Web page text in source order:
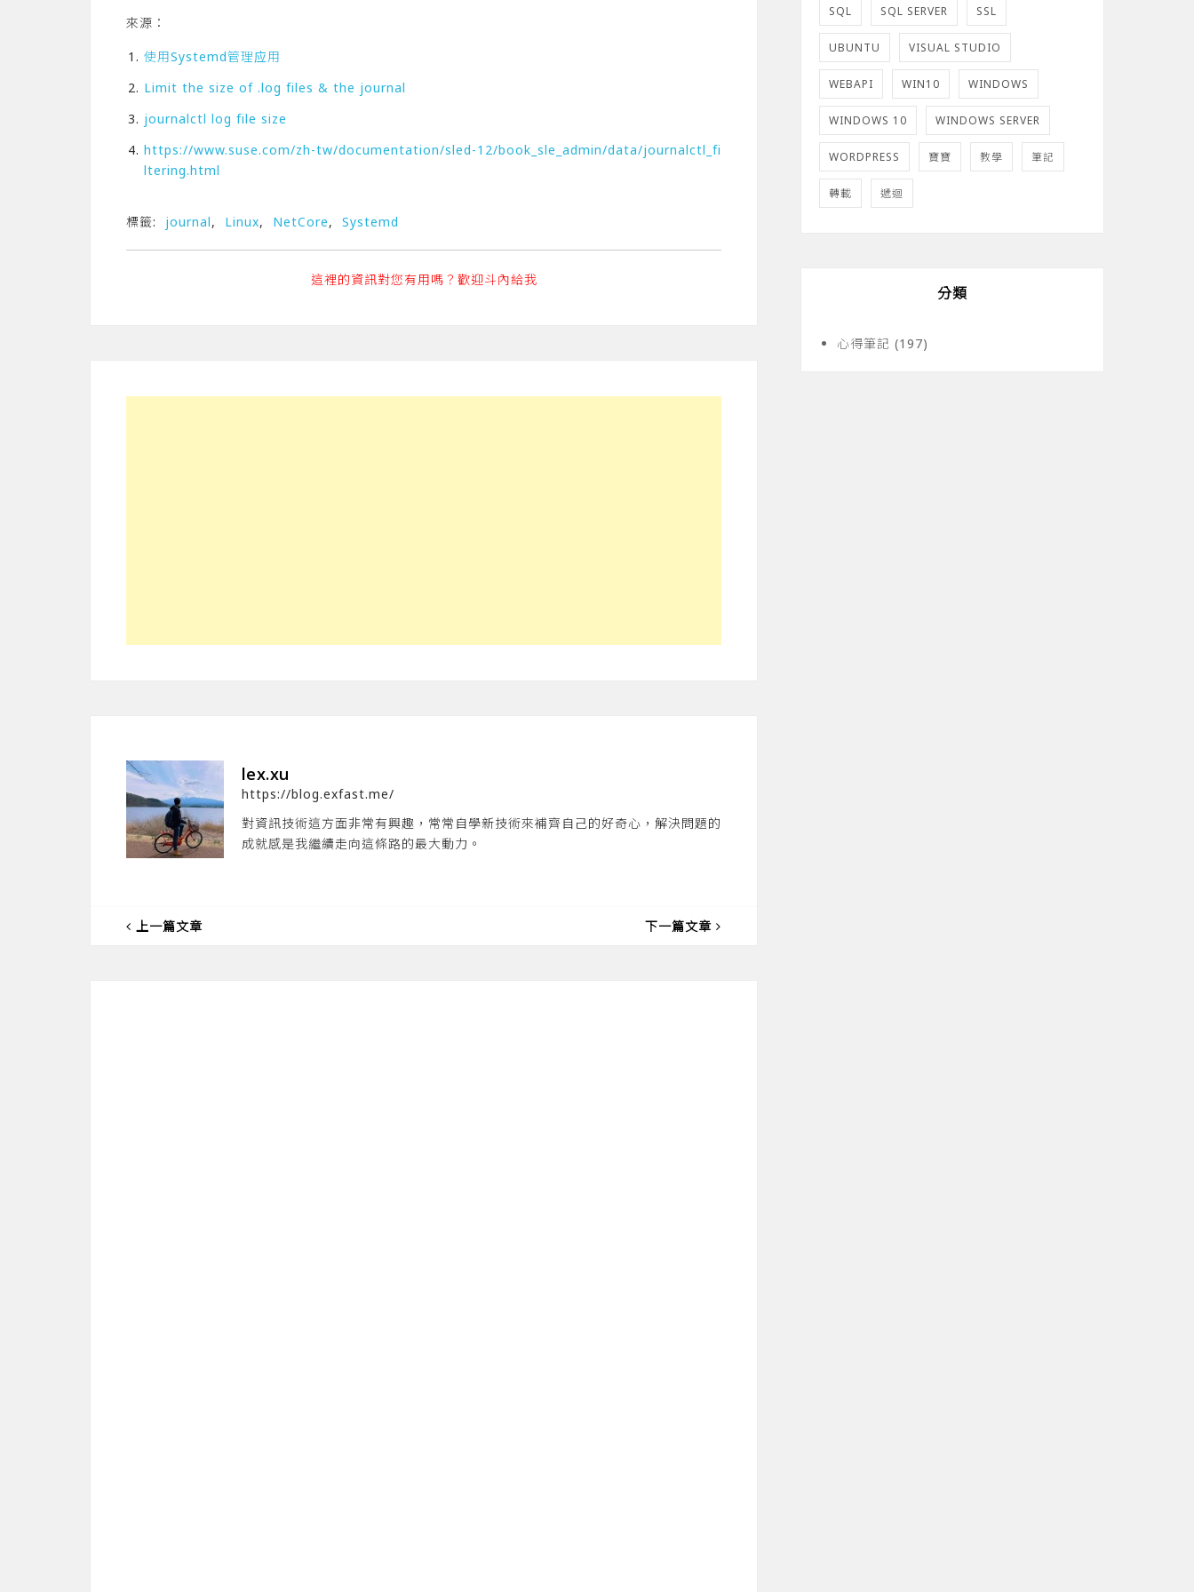
來源：
使用Systemd管理应用
Limit the size of .log files & the journal
journalctl log file size
https://www.suse.com/zh-tw/documentation/sled-12/book_sle_admin/data/journalctl_fi
ltering.html
標籤: journal, Linux, NetCore, Systemd
這裡的資訊對您有用嗎？歡迎斗內給我
lex.xu
https://blog.exfast.me/
對資訊技術這方面非常有興趣，常常自學新技術來補齊自己的好奇心，解決問題的
成就感是我繼續走向這條路的最大動力。
上一篇文章 下一篇文章
SQL SQL SERVER SSL
UBUNTU VISUAL STUDIO
WEBAPI WIN10 WINDOWS
WINDOWS 10 WINDOWS SERVER
WORDPRESS 寶寶 教學 筆記
轉載 遞迴
分類
心得筆記 (197)